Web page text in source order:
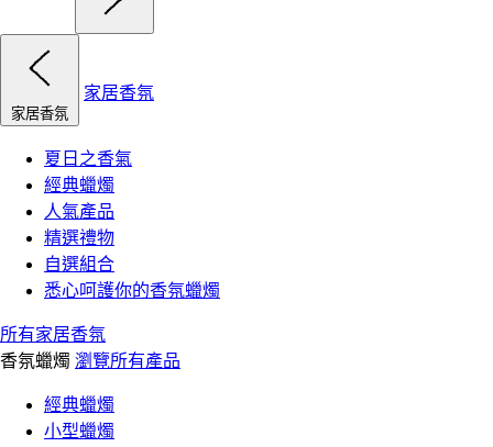
家居香氛
家居香氛
夏日之香氣
經典蠟燭
人氣產品
精選禮物
自選組合
悉心呵護你的香氛蠟燭
所有家居香氛
香氛蠟燭 瀏覽所有產品
經典蠟燭
小型蠟燭